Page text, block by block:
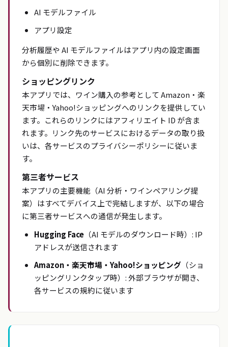
AI モデルファイル
アプリ設定
分析履歴や AI モデルファイルはアプリ内の設定画面
から個別に削除できます。
ショッピングリンク
本アプリでは、ワイン購入の参考として Amazon・楽
天市場・Yahoo!ショッピングへのリンクを提供してい
ます。これらのリンクにはアフィリエイト ID が含ま
れます。リンク先のサービスにおけるデータの取り扱
いは、各サービスのプライバシーポリシーに従いま
す。
第三者サービス
本アプリの主要機能（AI 分析・ワインペアリング提
案）はすべてデバイス上で完結しますが、以下の場合
に第三者サービスへの通信が発生します。
Hugging Face （AI モデルのダウンロード時）: IP
アドレスが送信されます
Amazon・楽天市場・Yahoo!ショッピング （ショ
ッピングリンクタップ時）: 外部ブラウザが開き、
各サービスの規約に従います